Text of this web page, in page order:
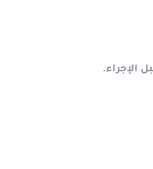
الإجراء.